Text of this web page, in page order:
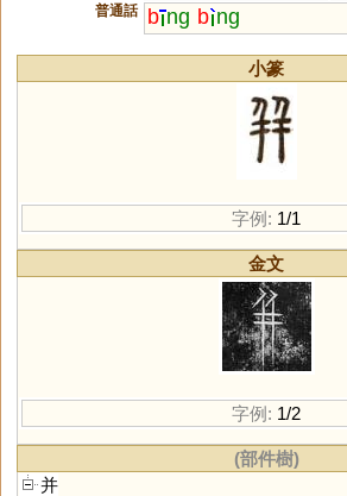
普通話
b ng b ng
小篆
字例: 1/1
金文
字例: 1/2
(部件樹)
并